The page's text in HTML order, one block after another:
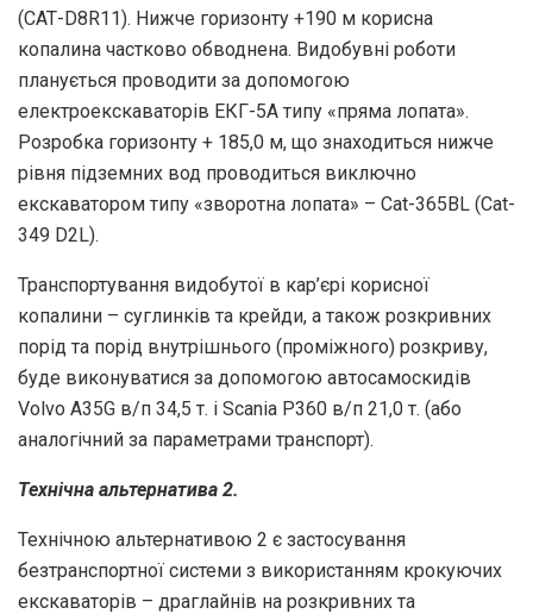
(CАТ-D8R11). Нижче горизонту +190 м корисна
копалина частково обводнена. Видобувні роботи
планується проводити за допомогою
електроекскаваторів ЕКГ-5А типу «пряма лопата».
Розробка горизонту + 185,0 м, що знаходиться нижче
рівня підземних вод проводиться виключно
екскаватором типу «зворотна лопата» – Cat-365ВL (Cat-
349 D2L).
Транспортування видобутої в кар’єрі корисної
копалини – суглинків та крейди, а також розкривних
порід та порід внутрішнього (проміжного) розкриву,
буде виконуватися за допомогою автосамоскидів
Volvo A35G в/п 34,5 т. і Scania P360 в/п 21,0 т. (або
аналогічний за параметрами транспорт).
Технічна альтернатива 2.
Технічною альтернативою 2 є застосування
безтранспортної системи з використанням крокуючих
екскаваторів – драглайнів на розкривних та